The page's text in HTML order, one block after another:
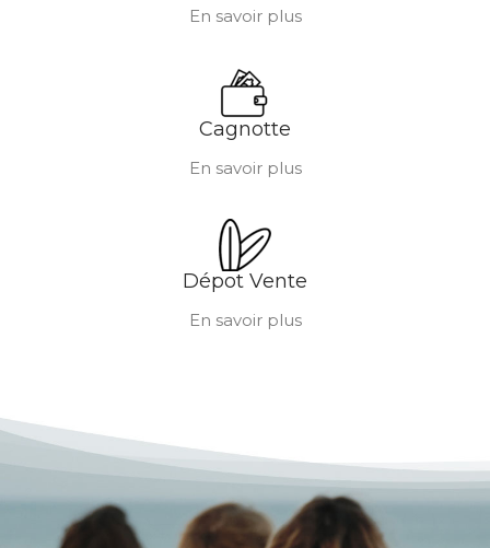
En savoir plus
Cagnotte
En savoir plus
Dépot Vente
En savoir plus